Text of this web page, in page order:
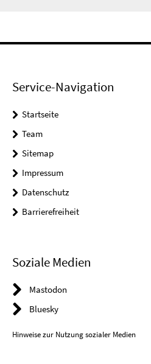
Service-Navigation
Startseite
Team
Sitemap
Impressum
Datenschutz
Barrierefreiheit
Soziale Medien
Mastodon
Bluesky
Hinweise zur Nutzung sozialer Medien